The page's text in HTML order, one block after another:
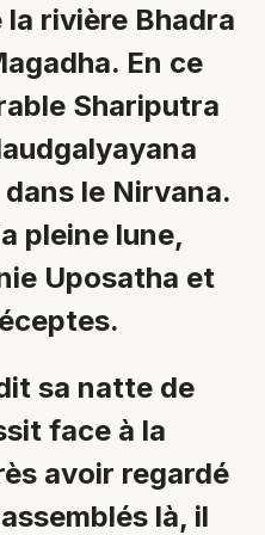
rivière Bhadra
En ce
Shariputra
le Nirvana.
pleine lune,
Uposatha et
sa natte de
face à la
avoir regardé
là, il